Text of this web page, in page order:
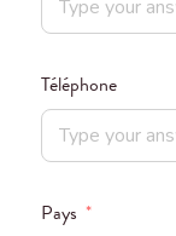
Téléphone
Pays *